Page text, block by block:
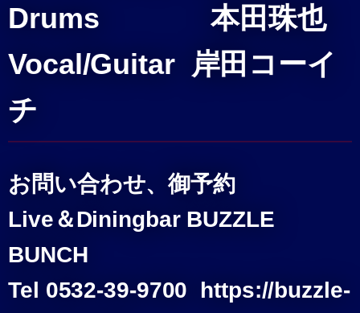
Drums 本田珠也
Vocal/Guitar 岸田コーイ
チ
お問い合わせ、御予約
Live＆Diningbar BUZZLE
BUNCH
Tel 0532-39-9700 https://buzzle-